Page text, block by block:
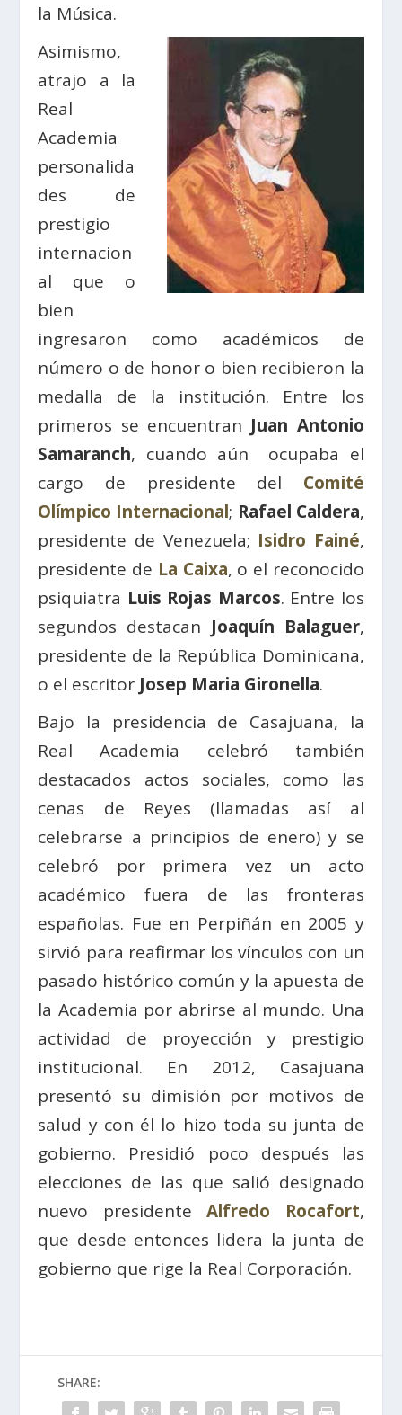
la Música.
Asimismo,
atrajo a la
Real
Academia
personalida
des de
prestigio
internacion
al que o
bien
ingresaron como académicos de
número o de honor o bien recibieron la
medalla de la institución. Entre los
primeros se encuentran Juan Antonio
Samaranch, cuando aún ocupaba el
cargo de presidente del Comité
Olímpico Internacional; Rafael Caldera,
presidente de Venezuela; Isidro Fainé,
presidente de La Caixa, o el reconocido
psiquiatra Luis Rojas Marcos. Entre los
segundos destacan Joaquín Balaguer,
presidente de la República Dominicana,
o el escritor Josep Maria Gironella.
Bajo la presidencia de Casajuana, la
Real Academia celebró también
destacados actos sociales, como las
cenas de Reyes (llamadas así al
celebrarse a principios de enero) y se
celebró por primera vez un acto
académico fuera de las fronteras
españolas. Fue en Perpiñán en 2005 y
sirvió para reafirmar los vínculos con un
pasado histórico común y la apuesta de
la Academia por abrirse al mundo. Una
actividad de proyección y prestigio
institucional. En 2012, Casajuana
presentó su dimisión por motivos de
salud y con él lo hizo toda su junta de
gobierno. Presidió poco después las
elecciones de las que salió designado
nuevo presidenteAlfredo Rocafort,
que desde entonces lidera la junta de
gobierno que rige la Real Corporación.
SHARE: